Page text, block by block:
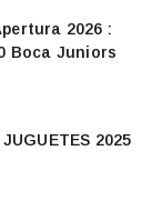
2026 :
Boca Juniors
2025